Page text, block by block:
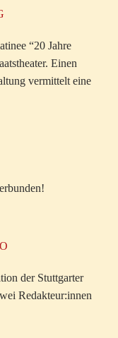
“20 Jahre
Einen
vermittelt eine
der Stuttgarter
Redakteur:innen